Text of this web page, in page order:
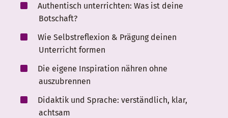
Authentisch unterrichten: Was ist deine
Botschaft?
Wie Selbstreflexion & Prägung deinen
Unterricht formen
Die eigene Inspiration nähren ohne
auszubrennen
Didaktik und Sprache: verständlich, klar,
achtsam